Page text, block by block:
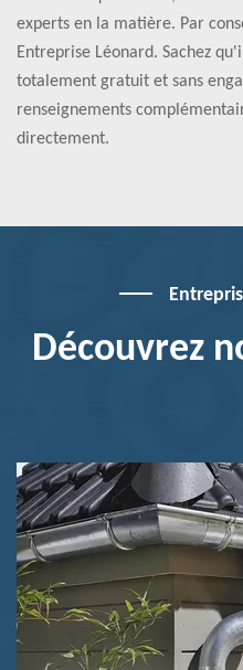
experts en la matière. Par
Entreprise Léonard. Sachez
totalement gratuit et sans
renseignements
directement.
Découvrez